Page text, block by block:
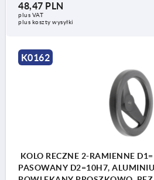
48,47 PLN
plus VAT
plus koszty wysyłki
K0162
KOLO RECZNE 2-RAMIENNE
PASOWANY D2=10H7,